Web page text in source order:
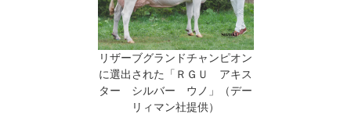
リザーブグランドチャンピオン
に選出された「ＲＧＵ アキス
ター シルバー ウノ」（デー
リィマン社提供）